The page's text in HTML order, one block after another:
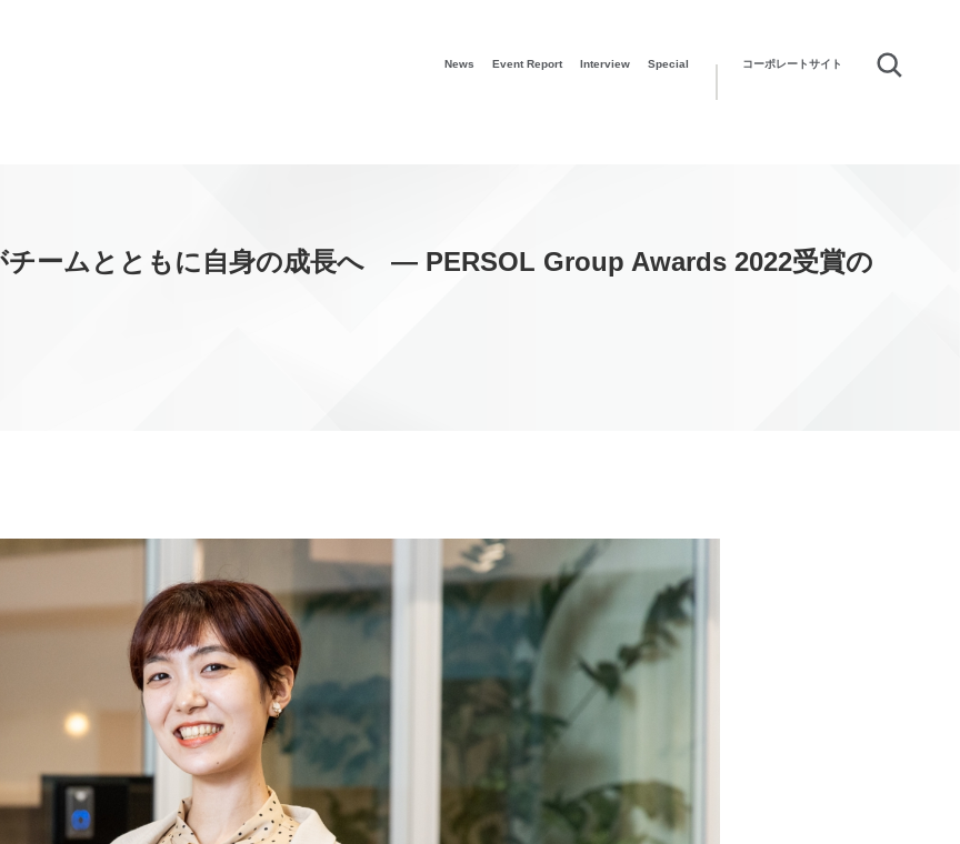
News Event Report Interview Special コーポレートサイト
チームとともに自身の成長へ ― PERSOL Group Awards 2022受賞の